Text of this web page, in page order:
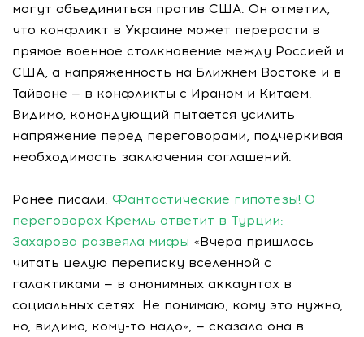
могут объединиться против США. Он отметил,
что конфликт в Украине может перерасти в
прямое военное столкновение между Россией и
США, а напряженность на Ближнем Востоке и в
Тайване — в конфликты с Ираном и Китаем.
Видимо, командующий пытается усилить
напряжение перед переговорами, подчеркивая
необходимость заключения соглашений.
Ранее писали: Фантастические гипотезы! О
переговорах Кремль ответит в Турции:
Захарова развеяла мифы «Вчера пришлось
читать целую переписку вселенной с
галактиками — в анонимных аккаунтах в
социальных сетях. Не понимаю, кому это нужно,
но, видимо, кому-то надо», — сказала она в